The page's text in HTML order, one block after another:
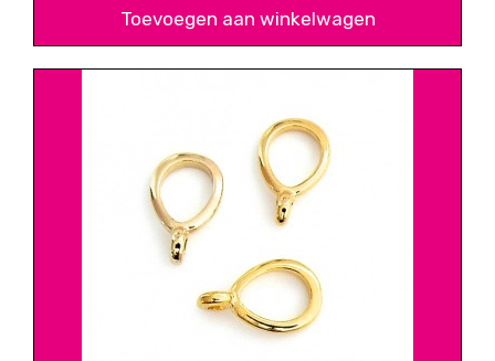
Toevoegen aan winkelwagen